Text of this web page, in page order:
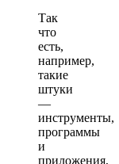
Так
что
есть,
например,
такие
штуки
—
инструменты,
программы
и
приложения,